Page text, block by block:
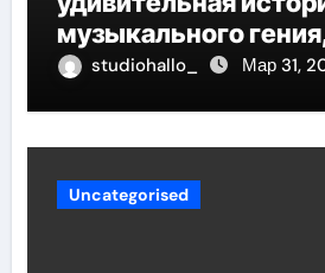
музыкального
проникнет в самые
studiohallo_ Мар 31,
Uncategorised